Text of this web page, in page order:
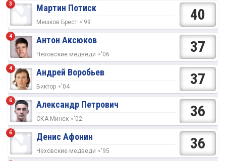
3 Мартин Потиск
Мешков Брест '99 40
4 Антон Аксюков
Чеховские медведи '06 37
4 Андрей Воробьев
Виктор '04 37
6 Александр Петрович
СКА-Минск '02 36
6 Денис Афонин
Чеховские медведи '95 36